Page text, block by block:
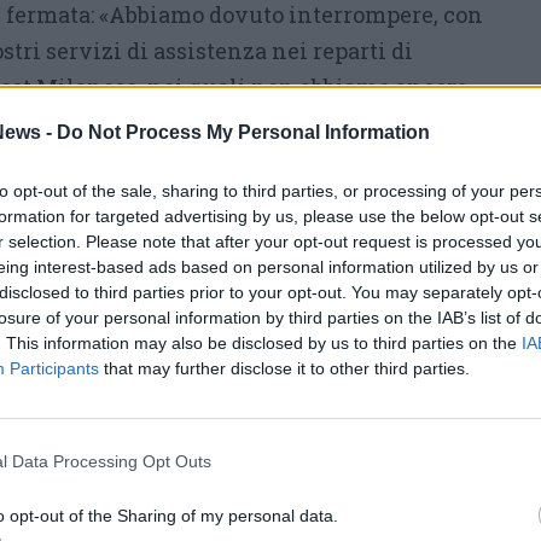
- Do Not Process My Personal Information
opt-out of the sale, sharing to third parties, or processing of your
for targeted advertising by us, please use the below opt-out
selection. Please note that after your opt-out request is processed
interest-based ads based on personal information utilized by us
to third parties prior to your opt-out. You may separately
of your personal information by third parties on the IAB’s list of
This information may also be disclosed by us to third parties on the
Participants that may further disclose it to other third parties.
Data Processing Opt Outs
opt-out of the Sharing of my personal data.
«Abbiamo dovuto interrompere, con
servizi di assistenza nei reparti di
Milanese, nei quali non abbiamo ancora
ma – spiega Silvana Gatti – abbiamo
agli ammalati e alle loro
telefonicoe con il nostro servizio di
tutti i lunedì mattina nella Farmacia
ospedale. Chi affronta una malattia
aiuto e sostegno: il ruolo dei volontari è
per chi è solo».
rosa,
offerto visite senologiche gratuite,
per le quali ringraziamo i nostri